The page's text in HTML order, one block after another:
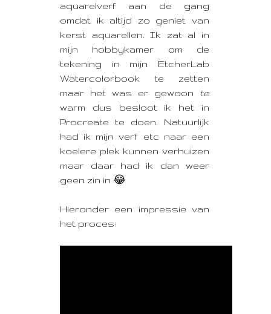
aquarelverf aan de gang
omdat ik altijd zo geniet van
kerst aquarellen. Ik zat al in
mijn hobbykamer om de
tekening in mijn EtcherLab
Watercolorbook te zetten
maar het was er gewoon te
warm dus besloot ik het in
Procreate te doen. Natuurlijk
had ik mijn verf etc naar een
koelere plek kunnen verhuizen
maar daar had ik dan weer
geen zin in 😂
Hieronder een impressie van
het proces: